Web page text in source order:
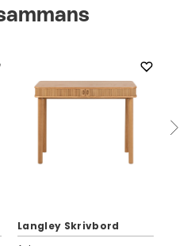
Langley Skrivbord